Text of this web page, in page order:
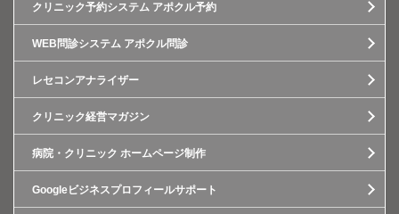
クリニック予約システム アポクル予約
WEB問診システム アポクル問診
レセコンアナライザー
クリニック経営マガジン
病院・クリニック ホームページ制作
Googleビジネスプロフィールサポート